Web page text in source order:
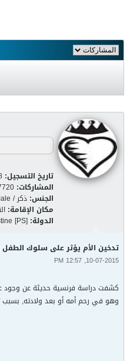
تاريخ التسجيل:
المشاركات:
الجنس: ذكر / Male
مكان الإقامة:
الدولة: [PS]
تدخين الأم يؤثر على سلوك الطفل
10-07-2015, 12:57 PM
كشفت دراسة فرنسية حديثة عن وجود
وهو في رحم أمه أو بعد ولادته, بسبب